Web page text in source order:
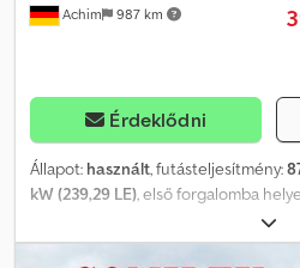
Achim 987 km
Érdeklődni
Állapot: használt, futásteljesítmény:
kW (239,29 LE), első forgalomba
, össztömeg:
2 tengely, következő vizsga (TÜV):